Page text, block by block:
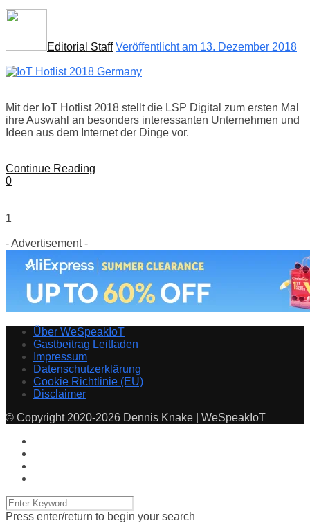
Editorial Staff Veröffentlicht am 13. Dezember 2018
Mit der IoT Hotlist 2018 stellt die LSP Digital zum ersten Mal
ihre Auswahl an besonders interessanten Unternehmen und
Ideen aus dem Internet der Dinge vor.
Continue Reading
0
1
- Advertisement -
Über WeSpeakIoT
Gastbeitrag Leitfaden
Impressum
Datenschutzerklärung
Cookie Richtlinie (EU)
Disclaimer
© Copyright 2020-2026 Dennis Knake | WeSpeakIoT
Press enter/return to begin your search